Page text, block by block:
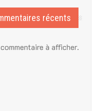
récents
à afficher.